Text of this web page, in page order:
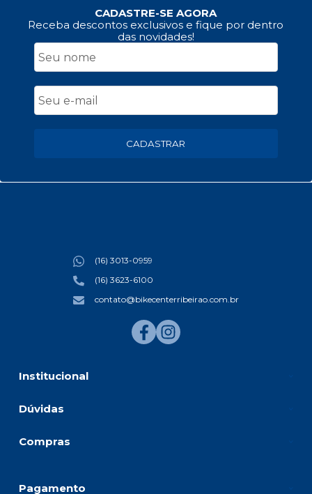
CADASTRE-SE AGORA
Receba descontos exclusivos e fique por dentro
das novidades!
CADASTRAR
Institucional
Dúvidas
Compras
(16) 3013-0959
(16) 3623-6100
contato@bikecenterribeirao.com.br
Pagamento